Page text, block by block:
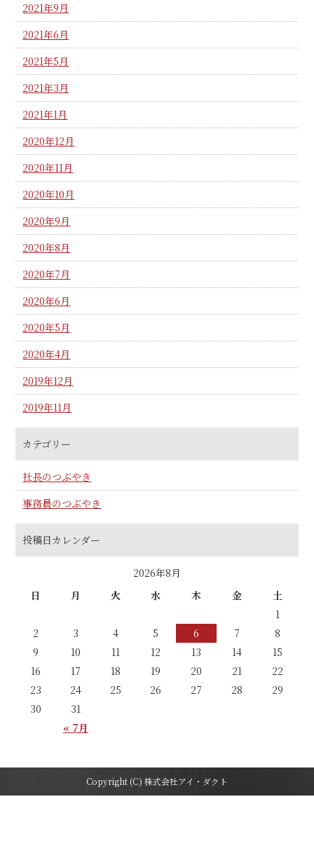
2021年9月
2021年6月
2021年5月
2021年3月
2021年1月
2020年12月
2020年11月
2020年10月
2020年9月
2020年8月
2020年7月
2020年6月
2020年5月
2020年4月
2019年12月
2019年11月
カテゴリー
社長のつぶやき
事務員のつぶやき
投稿日カレンダー
2026年8月
日
月 火 水 木 金 土
« 7月
1
2
3 4 5 6 7
8
9
10 11 12 13 14
15
16
17 18 19 20 21
22
23
24 25 26 27 28
29
30
31
Copyright (C) 株式会社アイ・ダクト